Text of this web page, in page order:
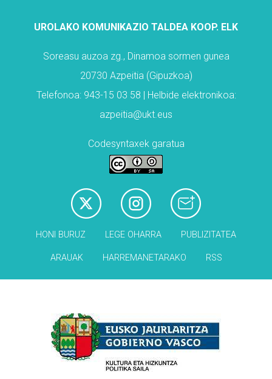
UROLAKO KOMUNIKAZIO TALDEA KOOP. ELK
Soreasu auzoa zg., Dinamoa sormen gunea
20730 Azpeitia (Gipuzkoa)
Telefonoa: 943-15 03 58 | Helbide elektronikoa:
azpeitia@ukt.eus
Codesyntaxek garatua
HONI BURUZ LEGE OHARRA PUBLIZITATEA
ARAUAK HARREMANETARAKO RSS